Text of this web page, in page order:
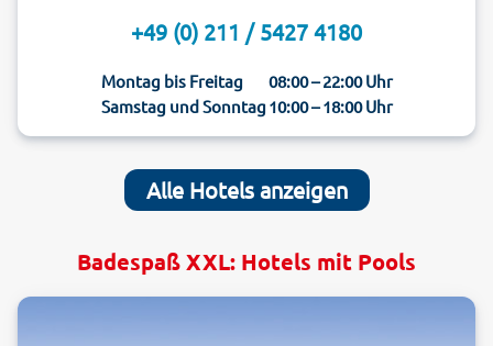
+49 (0) 211 / 5427 4180
Montag bis Freitag
08:00 – 22:00 Uhr
Samstag und Sonntag10:00 – 18:00 Uhr
Alle Hotels anzeigen
Badespaß XXL: Hotels mit Pools